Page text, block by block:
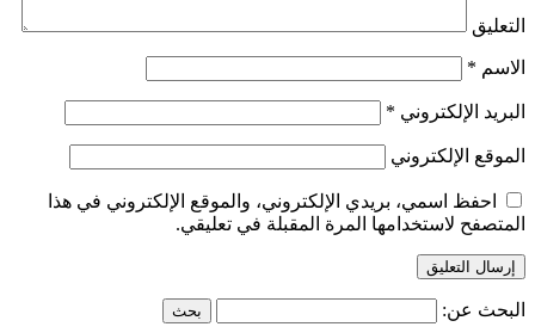
التعليق
الاسم *
البريد الإلكتروني *
الموقع الإلكتروني
احفظ اسمي، بريدي الإلكتروني، والموقع الإلكتروني في هذا
المتصفح لاستخدامها المرة المقبلة في تعليقي.
البحث عن: